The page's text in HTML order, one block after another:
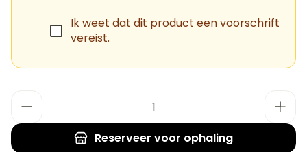
Ik weet dat dit product een voorschrift
vereist.
Reserveer voor ophaling